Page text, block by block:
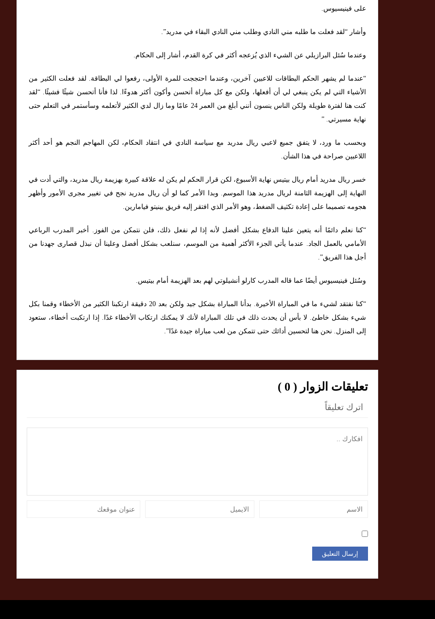
على فينيسيوس.
وأشار “لقد فعلت ما طلبه مني النادي وطلب مني النادي البقاء في مدريد”.
وعندما سُئل البرازيلي عن الشيء الذي يُزعجه أكثر في كرة القدم، أشار إلى الحكام.
“عندما لم يشهر الحكم البطاقات للاعبين آخرين، وعندما احتججت للمرة الأولى، رفعوا لي البطاقة. لقد فعلت الكثير من
الأشياء التي لم يكن ينبغي لي أن أفعلها، ولكن مع كل مباراة أتحسن وأكون أكثر هدوءًا. لذا فأنا أتحسن شيئًا فشيئًا. “لقد
كنت هنا لفترة طويلة ولكن الناس ينسون أنني أبلغ من العمر 24 عامًا وما زال لدي الكثير لأتعلمه وسأستمر في التعلم حتى
نهاية مسيرتي. ”
وبحسب ما ورد، لا يتفق جميع لاعبي ريال مدريد مع سياسة النادي في انتقاد الحكام، لكن المهاجم النجم هو أحد أكثر
اللاعبين صراحة في هذا الشأن.
خسر ريال مدريد أمام ريال بيتيس نهاية الأسبوع، لكن قرار الحكم لم يكن له علاقة كبيرة بهزيمة ريال مدريد، والتي أدت في
النهاية إلى الهزيمة الثامنة لريال مدريد هذا الموسم. وبدا الأمر كما لو أن ريال مدريد نجح في تغيير مجرى الأمور وأظهر
هجومه تصميما على إعادة تكثيف الضغط، وهو الأمر الذي افتقر إليه فريق بينيتو فيامارين.
“كنا نعلم دائمًا أنه يتعين علينا الدفاع بشكل أفضل لأنه إذا لم نفعل ذلك، فلن نتمكن من الفوز. أخبر المدرب الرباعي
الأمامي بالعمل الجاد. عندما يأتي الجزء الأكثر أهمية من الموسم، سنلعب بشكل أفضل وعلينا أن نبذل قصارى جهدنا من
أجل هذا الفريق”.
وسُئل فينيسيوس أيضًا عما قاله المدرب كارلو أنشيلوتي لهم بعد الهزيمة أمام بيتيس.
“كنا نفتقد لشيء ما في المباراة الأخيرة. بدأنا المباراة بشكل جيد ولكن بعد 20 دقيقة ارتكبنا الكثير من الأخطاء وقمنا بكل
شيء بشكل خاطئ. لا بأس أن يحدث ذلك في تلك المباراة لأنك لا يمكنك ارتكاب الأخطاء غدًا. إذا ارتكبت أخطاء، ستعود
إلى المنزل. نحن هنا لتحسين أدائك حتى تتمكن من لعب مباراة جيدة غدًا”.
تعليقات الزوار ( 0 )
اترك تعليقاً